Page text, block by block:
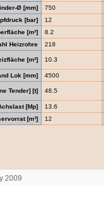
Ø [mm]
750
[bar]
12
[m²]
8.2
Heizrohre
218
[m²] 10.3
Lok [mm] 4500
Tender] [t] 48.5
[Mp]
13.6
[m³]
12
2009